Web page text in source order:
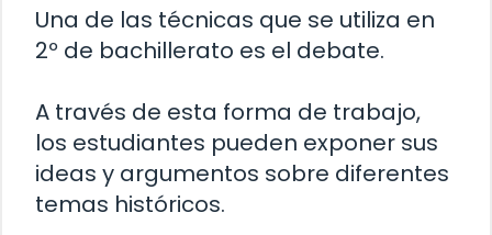
Una de las técnicas que se utiliza en
2º de bachillerato es el debate.
A través de esta forma de trabajo,
los estudiantes pueden exponer sus
ideas y argumentos sobre diferentes
temas históricos.